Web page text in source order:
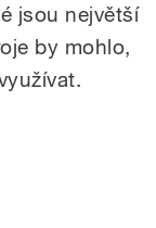
jsou největší
by mohlo,